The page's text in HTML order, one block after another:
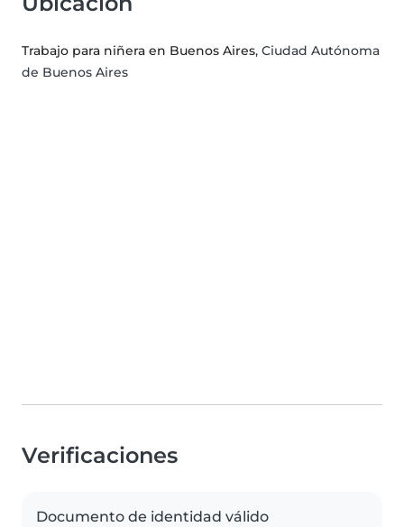
Trabajo para niñera en Buenos Aires, Ciudad Autónoma
de Buenos Aires
Verificaciones
Documento de identidad válido